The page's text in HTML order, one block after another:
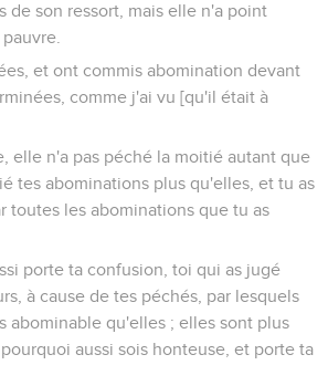
de son ressort, mais elle n'a point
et ont commis abomination devant
comme j'ai vu [qu'il était à
elle n'a pas péché la moitié autant que
tes abominations plus qu'elles, et tu as
toutes les abominations que tu as
porte ta confusion, toi qui as jugé
à cause de tes péchés, par lesquels
abominable qu'elles ; elles sont plus
aussi sois honteuse, et porte ta